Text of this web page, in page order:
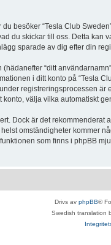
besöker “Tesla Club
du skickar till oss. Detta
sparade av dig efter din
“ditt
i ditt konto på “Tesla
registreringsprocessen
välja vilka automatiskt
Dock är det
omständigheter kommer
som finns i phpBB
Drivs av phpBB®
Swedish translation